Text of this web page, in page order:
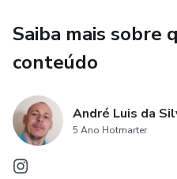
aplicativos, irá adorar nosso
acompanha este fantástico
Saiba mais sobre
conteúdo
André Luis da
5 Ano Hotmarter